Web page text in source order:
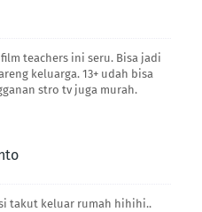
teachers ini seru. Bisa jadi
keluarga. 13+ udah bisa
stro tv juga murah.
takut keluar rumah hihihi..